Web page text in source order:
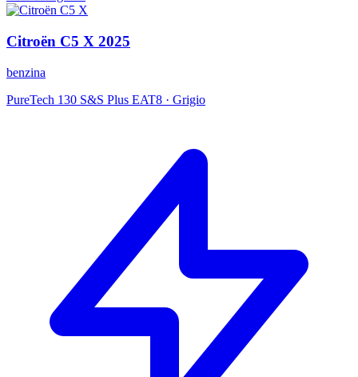
Citroën C5 X 2025
benzina
PureTech 130 S&S Plus EAT8 · Grigio